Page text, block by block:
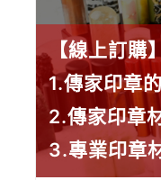
【線上訂購
1.傳家印章
2.傳家印章
3.專業印章